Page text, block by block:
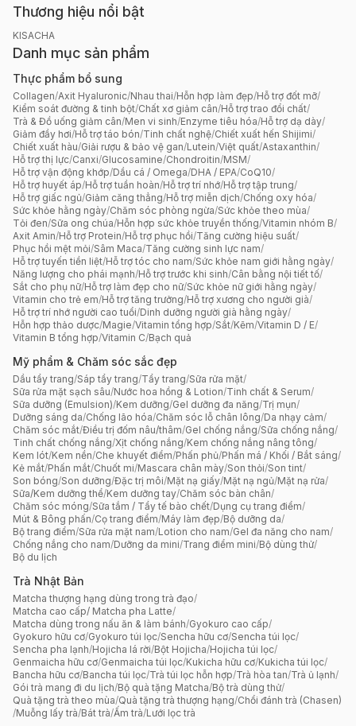
Thương hiệu nổi bật
KISACHA
Danh mục sản phẩm
Thực phẩm bổ sung
Collagen/Axit Hyaluronic/Nhau thai/Hỗn hợp làm đẹp/Hỗ trợ đốt mỡ/
Kiểm soát đường & tinh bột/Chất xơ giảm cân/Hỗ trợ trao đổi chất/
Trà & Đồ uống giảm cân/Men vi sinh/Enzyme tiêu hóa/Hỗ trợ dạ dày/
Giảm đầy hơi/Hỗ trợ táo bón/Tinh chất nghệ/Chiết xuất hến Shijimi/
Chiết xuất hàu/Giải rượu & bảo vệ gan/Lutein/Việt quất/Astaxanthin/
Hỗ trợ thị lực/Canxi/Glucosamine/Chondroitin/MSM/
Hỗ trợ vận động khớp/Dầu cá / Omega/DHA / EPA/CoQ10/
Hỗ trợ huyết áp/Hỗ trợ tuần hoàn/Hỗ trợ trí nhớ/Hỗ trợ tập trung/
Hỗ trợ giấc ngủ/Giảm căng thẳng/Hỗ trợ miễn dịch/Chống oxy hóa/
Sức khỏe hằng ngày/Chăm sóc phòng ngừa/Sức khỏe theo mùa/
Tỏi đen/Sữa ong chúa/Hỗn hợp sức khỏe truyền thống/Vitamin nhóm B/
Axit Amin/Hỗ trợ Protein/Hỗ trợ phục hồi/Tăng cường hiệu suất/
Phục hồi mệt mỏi/Sâm Maca/Tăng cường sinh lực nam/
Hỗ trợ tuyến tiền liệt/Hỗ trợ tóc cho nam/Sức khỏe nam giới hằng ngày/
Năng lượng cho phái mạnh/Hỗ trợ trước khi sinh/Cân bằng nội tiết tố/
Sắt cho phụ nữ/Hỗ trợ làm đẹp cho nữ/Sức khỏe nữ giới hằng ngày/
Vitamin cho trẻ em/Hỗ trợ tăng trưởng/Hỗ trợ xương cho người già/
Hỗ trợ trí nhớ người cao tuổi/Dinh dưỡng người già hằng ngày/
Hỗn hợp thảo dược/Magie/Vitamin tổng hợp/Sắt/Kẽm/Vitamin D / E/
Vitamin B tổng hợp/Vitamin C/Bạch quả
Mỹ phẩm & Chăm sóc sắc đẹp
Dầu tẩy trang/Sáp tẩy trang/Tẩy trang/Sữa rửa mặt/
Sữa rửa mặt sạch sâu/Nước hoa hồng & Lotion/Tinh chất & Serum/
Sữa dưỡng (Emulsion)/Kem dưỡng/Gel dưỡng đa năng/Trị mụn/
Dưỡng sáng da/Chống lão hóa/Chăm sóc lỗ chân lông/Da nhạy cảm/
Chăm sóc mắt/Điều trị đốm nâu/thâm/Gel chống nắng/Sữa chống nắng/
Tinh chất chống nắng/Xịt chống nắng/Kem chống nắng nâng tông/
Kem lót/Kem nền/Che khuyết điểm/Phấn phủ/Phấn má / Khối / Bắt sáng/
Kẻ mắt/Phấn mắt/Chuốt mi/Mascara chân mày/Son thỏi/Son tint/
Son bóng/Son dưỡng/Đặc trị môi/Mặt nạ giấy/Mặt nạ ngủ/Mặt nạ rửa/
Sữa/Kem dưỡng thể/Kem dưỡng tay/Chăm sóc bàn chân/
Chăm sóc móng/Sữa tắm / Tẩy tế bào chết/Dụng cụ trang điểm/
Mút & Bông phấn/Cọ trang điểm/Máy làm đẹp/Bộ dưỡng da/
Bộ trang điểm/Sữa rửa mặt nam/Lotion cho nam/Gel đa năng cho nam/
Chống nắng cho nam/Dưỡng da mini/Trang điểm mini/Bộ dùng thử/
Bộ du lịch
Trà Nhật Bản
Matcha thượng hạng dùng trong trà đạo/
Matcha cao cấp/ Matcha pha Latte/
Matcha dùng trong nấu ăn & làm bánh/Gyokuro cao cấp/
Gyokuro hữu cơ/Gyokuro túi lọc/Sencha hữu cơ/Sencha túi lọc/
Sencha pha lạnh/Hojicha lá rời/Bột Hojicha/Hojicha túi lọc/
Genmaicha hữu cơ/Genmaicha túi lọc/Kukicha hữu cơ/Kukicha túi lọc/
Bancha hữu cơ/Bancha túi lọc/Trà túi lọc hỗn hợp/Trà hòa tan/Trà ủ lạnh/
Gói trà mang đi du lịch/Bộ quà tặng Matcha/Bộ trà dùng thử/
Quà tặng trà theo mùa/Quà tặng trà thượng hạng/Chổi đánh trà (Chasen)
/Muỗng lấy trà/Bát trà/Ấm trà/Lưới lọc trà